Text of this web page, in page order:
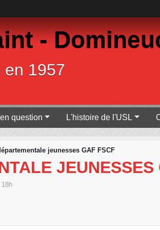
-
en 1957
question L'histoire de l'USL
jeunesses GAF FSCF
18h